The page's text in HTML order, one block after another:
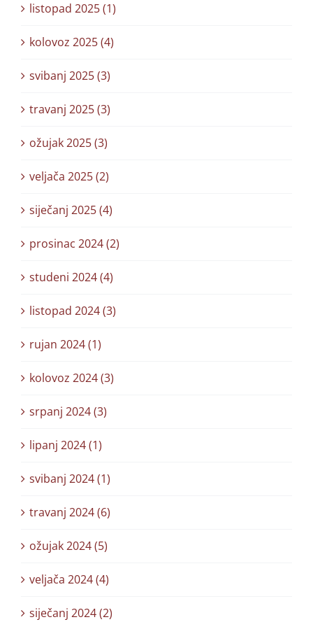
listopad 2025 (1)
kolovoz 2025 (4)
svibanj 2025 (3)
travanj 2025 (3)
ožujak 2025 (3)
veljača 2025 (2)
siječanj 2025 (4)
prosinac 2024 (2)
studeni 2024 (4)
listopad 2024 (3)
rujan 2024 (1)
kolovoz 2024 (3)
srpanj 2024 (3)
lipanj 2024 (1)
svibanj 2024 (1)
travanj 2024 (6)
ožujak 2024 (5)
veljača 2024 (4)
siječanj 2024 (2)